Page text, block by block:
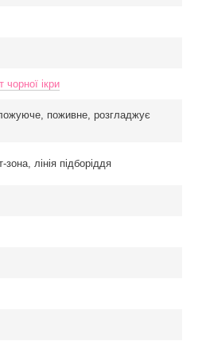
чорної ікри
поживне, розгладжує
лінія підборіддя